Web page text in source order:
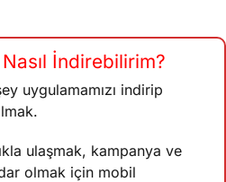
İndirebilirim?
uygulamamızı indirip
ulaşmak, kampanya ve
olmak için mobil